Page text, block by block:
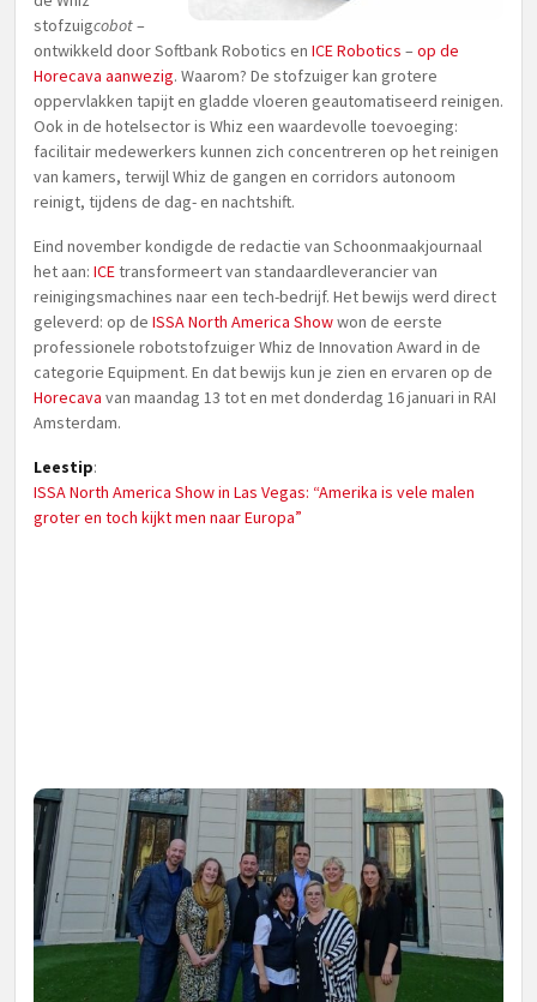
stofzuigcobot–
ontwikkeld door Softbank Robotics en ICE Robotics – op de
Horecava aanwezig. Waarom? De stofzuiger kan grotere
oppervlakken tapijt en gladde vloeren geautomatiseerd reinigen.
Ook in de hotelsector is Whiz een waardevolle toevoeging:
facilitair medewerkers kunnen zich concentreren op het reinigen
van kamers, terwijl Whiz de gangen en corridors autonoom
reinigt, tijdens de dag- en nachtshift.
Eind november kondigde de redactie van Schoonmaakjournaal
het aan: ICEtransformeert van standaardleverancier van
reinigingsmachines naar een tech-bedrijf. Het bewijs werd direct
geleverd: op de ISSA North America Showwon de eerste
professionele robotstofzuiger Whiz de Innovation Award in de
categorie Equipment. En dat bewijs kun je zien en ervaren op de
Horecava van maandag 13 tot en met donderdag 16 januari in RAI
Amsterdam.
Leestip:
ISSA North America Show in Las Vegas: “Amerika is vele malen
groter en toch kijkt men naar Europa”